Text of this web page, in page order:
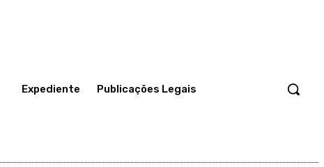
Expediente Publicações Legais